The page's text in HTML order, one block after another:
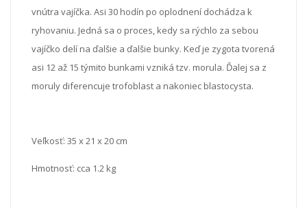
vnútra vajíčka. Asi 30 hodín po oplodnení dochádza k
ryhovaniu. Jedná sa o proces, kedy sa rýchlo za sebou
vajíčko delí na ďalšie a ďalšie bunky. Keď je zygota tvorená
asi 12 až 15 týmito bunkami vzniká tzv. morula. Ďalej sa z
moruly diferencuje trofoblast a nakoniec blastocysta.
Veľkosť: 35 x 21 x 20 cm
Hmotnosť: cca 1.2 kg